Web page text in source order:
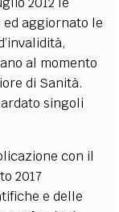
ed aggiornato le
al momento
di Sanità.
singoli
con il
2017
e delle